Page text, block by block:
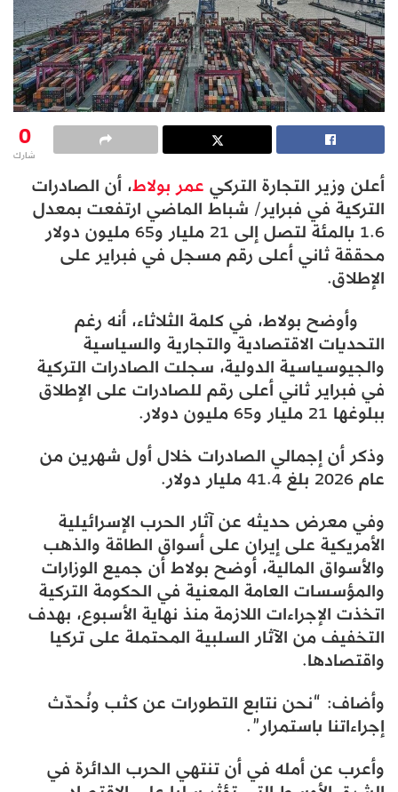
0
شارك
أعلن وزير التجارة التركيعمر بولاط، أن الصادرات
التركية في فبراير/ شباط الماضي ارتفعت بمعدل
1.6 بالمئة لتصل إلى 21 مليار و65 مليون دولار
محققة ثاني أعلى رقم مسجل في فبراير على
الإطلاق.
وأوضح بولاط، في كلمة الثلاثاء، أنه رغم
التحديات الاقتصادية والتجارية والسياسية
والجيوسياسية الدولية، سجلت الصادرات التركية
في فبراير ثاني أعلى رقم للصادرات على الإطلاق
ببلوغها 21 مليار و65 مليون دولار.
وذكر أن إجمالي الصادرات خلال أول شهرين من
عام 2026 بلغ 41.4 مليار دولار.
وفي معرض حديثه عن آثار الحرب الإسرائيلية
الأمريكية على إيران على أسواق الطاقة والذهب
والأسواق المالية، أوضح بولاط أن جميع الوزارات
والمؤسسات العامة المعنية في الحكومة التركية
اتخذت الإجراءات اللازمة منذ نهاية الأسبوع، بهدف
التخفيف من الآثار السلبية المحتملة على تركيا
واقتصادها.
وأضاف: “نحن نتابع التطورات عن كثب ونُحدّث
إجراءاتنا باستمرار”.
وأعرب عن أمله في أن تنتهي الحرب الدائرة في